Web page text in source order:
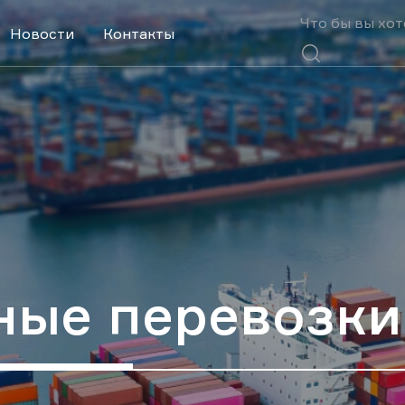
Новости Контакты
бы
вы
хотели
найти?
Поиск
перевозки